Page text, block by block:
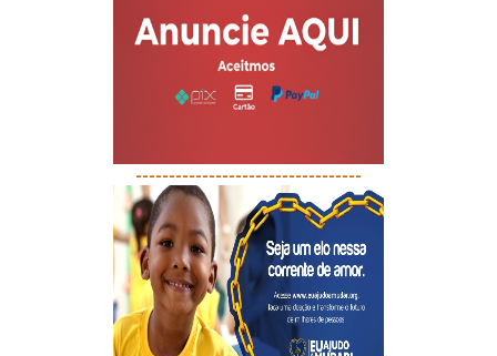
----------------------------------